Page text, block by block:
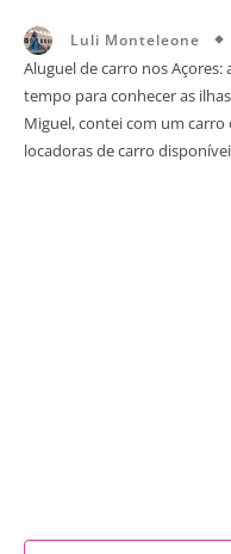
Luli Monteleone
Aluguel de carro nos
tempo para conhecer as
Miguel, contei com um carro
locadoras de carro